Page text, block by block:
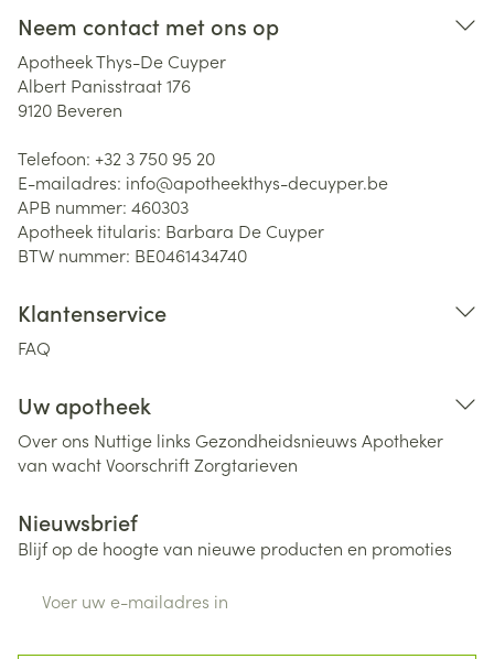
Neem contact met ons op
Apotheek Thys-De Cuyper
Albert Panisstraat 176
9120 Beveren
Telefoon: +32 3 750 95 20
E-mailadres: info@apotheekthys-decuyper.be
APB nummer: 460303
Apotheek titularis: Barbara De Cuyper
BTW nummer: BE0461434740
Klantenservice
FAQ
Uw apotheek
Over ons Nuttige links Gezondheidsnieuws Apotheker
van wachtVoorschriftZorgtarieven
Nieuwsbrief
Blijf op de hoogte van nieuwe producten en promoties